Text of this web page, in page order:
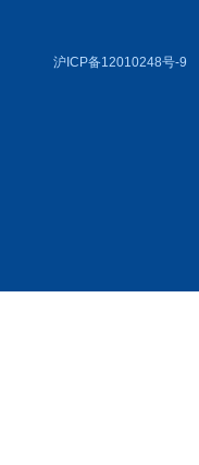
沪ICP备12010248号-9